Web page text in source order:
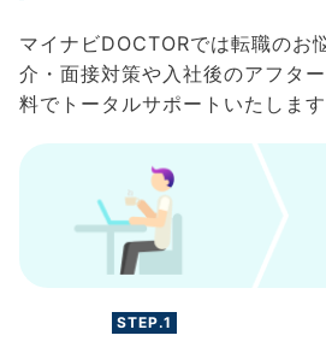
マイナビDOCTORでは転職のお
介・面接対策や入社後のアフタ
料でトータルサポートいたします
STEP.1